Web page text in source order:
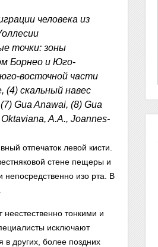
человека из
точки: зоны
Борнео и Юго-
восточной части
(4) скальный навес
Gua Anawai, (8) Gua
A.A., Joannes-
отпечаток левой кисти.
стене пещеры и
изо рта. В
тонкими и
исключают
других, более поздних